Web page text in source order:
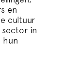
en
cultuur
in
hun